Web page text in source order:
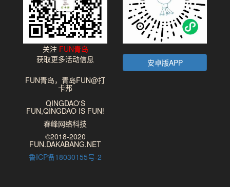
关注 FUN青岛
获取更多活动信息
安卓版APP
FUN青岛，青岛FUN@打
卡邦
QINGDAO'S
FUN,QINGDAO IS FUN!
春峰网络科技
©2018-2020
FUN.DAKABANG.NET
鲁ICP备18030155号-2